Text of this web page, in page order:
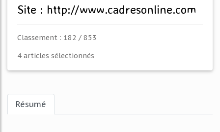
Site : http://www.cadresonline.com
Classement : 182 / 853
4 articles sélectionnés
Résumé